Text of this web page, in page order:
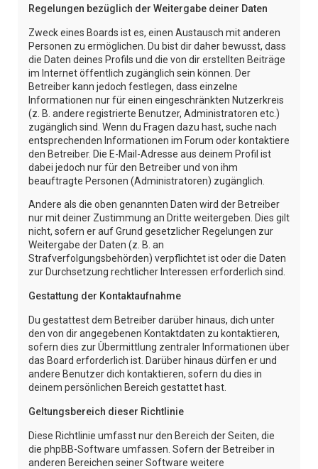
Regelungen bezüglich der Weitergabe deiner Daten
Zweck eines Boards ist es, einen Austausch mit anderen
Personen zu ermöglichen. Du bist dir daher bewusst, dass
die Daten deines Profils und die von dir erstellten Beiträge
im Internet öffentlich zugänglich sein können. Der
Betreiber kann jedoch festlegen, dass einzelne
Informationen nur für einen eingeschränkten Nutzerkreis
(z. B. andere registrierte Benutzer, Administratoren etc.)
zugänglich sind. Wenn du Fragen dazu hast, suche nach
entsprechenden Informationen im Forum oder kontaktiere
den Betreiber. Die E-Mail-Adresse aus deinem Profil ist
dabei jedoch nur für den Betreiber und von ihm
beauftragte Personen (Administratoren) zugänglich.
Andere als die oben genannten Daten wird der Betreiber
nur mit deiner Zustimmung an Dritte weitergeben. Dies gilt
nicht, sofern er auf Grund gesetzlicher Regelungen zur
Weitergabe der Daten (z. B. an
Strafverfolgungsbehörden) verpflichtet ist oder die Daten
zur Durchsetzung rechtlicher Interessen erforderlich sind.
Gestattung der Kontaktaufnahme
Du gestattest dem Betreiber darüber hinaus, dich unter
den von dir angegebenen Kontaktdaten zu kontaktieren,
sofern dies zur Übermittlung zentraler Informationen über
das Board erforderlich ist. Darüber hinaus dürfen er und
andere Benutzer dich kontaktieren, sofern du dies in
deinem persönlichen Bereich gestattet hast.
Geltungsbereich dieser Richtlinie
Diese Richtlinie umfasst nur den Bereich der Seiten, die
die phpBB-Software umfassen. Sofern der Betreiber in
anderen Bereichen seiner Software weitere